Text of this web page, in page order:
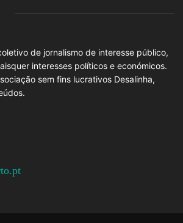
de jornalismo de interesse público,
interesses políticos e económicos.
sem fins lucrativos Desalinha,